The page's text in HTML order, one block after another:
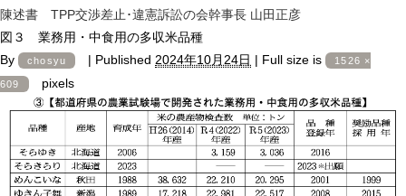
陳述書 TPP交渉差止･違憲訴訟の会幹事長 山田正彦
図３ 業務用・中食用の多収米品種
By
chosyu | Published 2024年10月24日 | Full size is 1526 ×
609 pixels